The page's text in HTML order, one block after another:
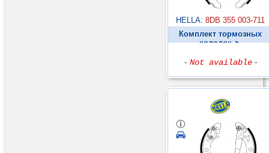
HELLA: 8DB 355 003-711
Комплект тормозных
колодок ►
- Not available -